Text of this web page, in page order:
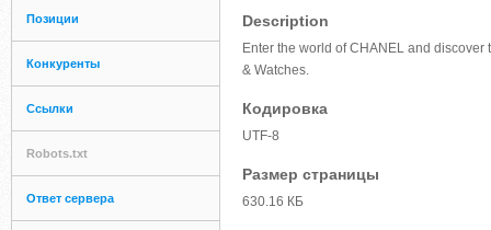
Позиции
Конкуренты
Ссылки
Robots.txt
Ответ сервера
Description
Enter the world of CHANEL and
& Watches.
Кодировка
UTF-8
Размер страницы
630.16 КБ